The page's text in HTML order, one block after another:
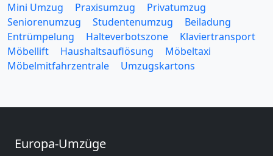
Mini Umzug
Praxisumzug
Privatumzug
Seniorenumzug
Studentenumzug
Beiladung
Entrümpelung
Halteverbotszone
Klaviertransport
Möbellift
Haushaltsauflösung
Möbeltaxi
Möbelmitfahrzentrale
Umzugskartons
Europa-Umzüge